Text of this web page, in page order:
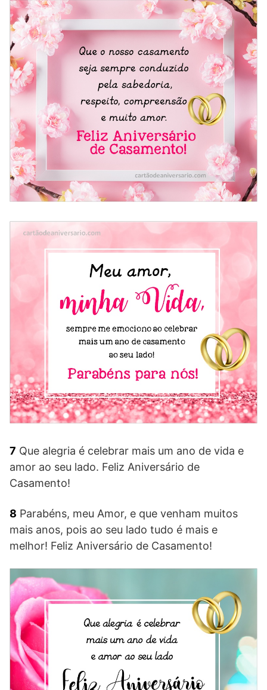
7 Que alegria é celebrar mais um ano de vida e
amor ao seu lado. Feliz Aniversário de
Casamento!
8 Parabéns, meu Amor, e que venham muitos
mais anos, pois ao seu lado tudo é mais e
melhor! Feliz Aniversário de Casamento!